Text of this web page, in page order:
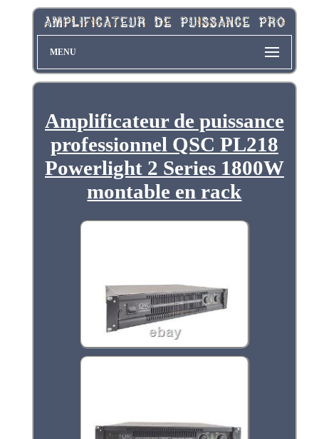
MENU
Amplificateur de puissance
professionnel QSC PL218
Powerlight 2 Series 1800W
montable en rack